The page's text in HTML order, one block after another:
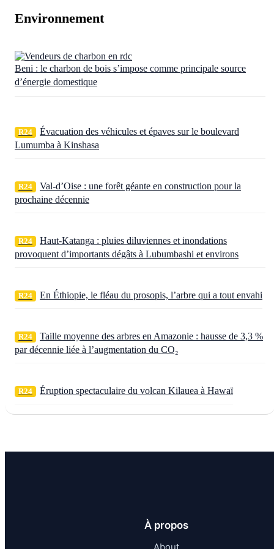
Environnement
Beni : le charbon de bois s’impose comme principale source
d’énergie domestique
R24
Évacuation des véhicules et épaves sur le boulevard
Lumumba à Kinshasa
R24
Val-d’Oise : une forêt géante en construction pour la
prochaine décennie
R24
Haut-Katanga : pluies diluviennes et inondations
provoquent d’importants dégâts à Lubumbashi et environs
R24 En Éthiopie, le fléau du prosopis, l’arbre qui a tout envahi
R24
Taille moyenne des arbres en Amazonie : hausse de 3,3 %
par décennie liée à l’augmentation du CO₂
R24 Éruption spectaculaire du volcan Kilauea à Hawaï
À propos
About